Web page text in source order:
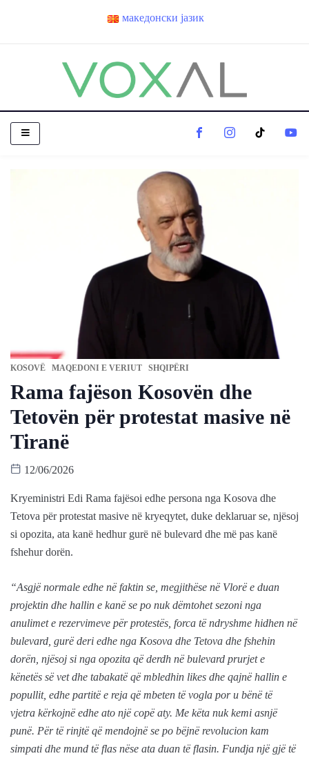
македонски јазик
KOSOVË MAQEDONI E VERIUT SHQIPËRI
Rama fajëson Kosovën dhe
Tetovën për protestat masive në
Tiranë
12/06/2026
Kryeministri Edi Rama fajësoi edhe persona nga Kosova dhe
Tetova për protestat masive në kryeqytet, duke deklaruar se, njësoj
si opozita, ata kanë hedhur gurë në bulevard dhe më pas kanë
fshehur dorën.
“Asgjë normale edhe në faktin se, megjithëse në Vlorë e duan
projektin dhe hallin e kanë se po nuk dëmtohet sezoni nga
anulimet e rezervimeve për protestës, forca të ndryshme hidhen në
bulevard, gurë deri edhe nga Kosova dhe Tetova dhe fshehin
dorën, njësoj si nga opozita që derdh në bulevard prurjet e
kënetës së vet dhe tabakatë që mbledhin likes dhe qajnë hallin e
popullit, edhe partitë e reja që mbeten të vogla por u bënë të
vjetra kërkojnë edhe ato një copë aty. Me këta nuk kemi asnjë
punë. Për të rinjtë që mendojnë se po bëjnë revolucion kam
simpati dhe mund të flas nëse ata duan të flasin. Fundja një gjë të